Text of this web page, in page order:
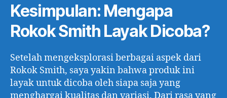
Kesimpulan: Mengapa
Rokok Smith Layak Dicoba?
Setelah mengeksplorasi berbagai aspek dari
Rokok Smith, saya yakin bahwa produk ini
layak untuk dicoba oleh siapa saja yang
menghargai kualitas dan variasi. Dari rasa yang